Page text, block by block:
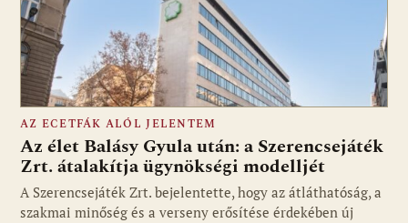
Fotó: media1.hu
AZ ECETFÁK ALÓL JELENTEM
Az élet Balásy Gyula után: a Szerencsejáték
Zrt. átalakítja ügynökségi modelljét
A Szerencsejáték Zrt. bejelentette, hogy az átláthatóság, a
szakmai minőség és a verseny erősítése érdekében új